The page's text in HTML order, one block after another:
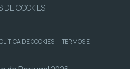
DE COOKIES
DE COOKIES | TERMOS E